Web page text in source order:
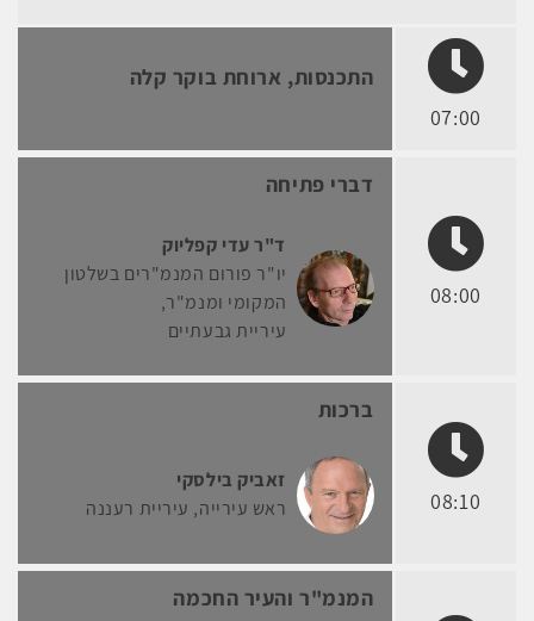
07:00
התכנסות, ארוחת בוקר קלה
08:00
דברי פתיחה
ד"ר עדי קפליוק
יו"ר פורום המנמ"רים בשלטון
המקומי ומנמ"ר
עיריית גבעתיים
08:10
ברכות
זאביק בילסקי
ראש עירייה עיריית רעננה
המנמ"ר והעיר החכמה